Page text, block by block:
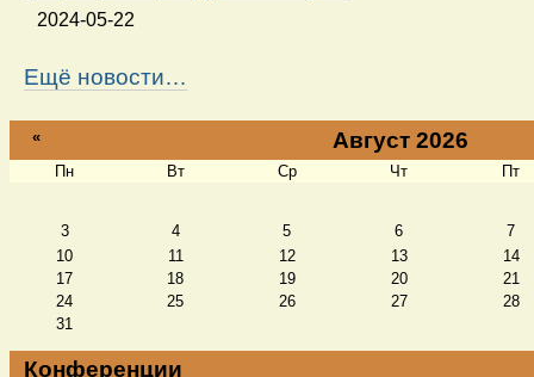
2024-05-22
Ещё новости…
« Август 2026
Пн Вт Ср Чт Пт
3 4 5 6
7
10
11 12 13
14
17
18 19 20
21
24
25 26 27
28
31
Конференции